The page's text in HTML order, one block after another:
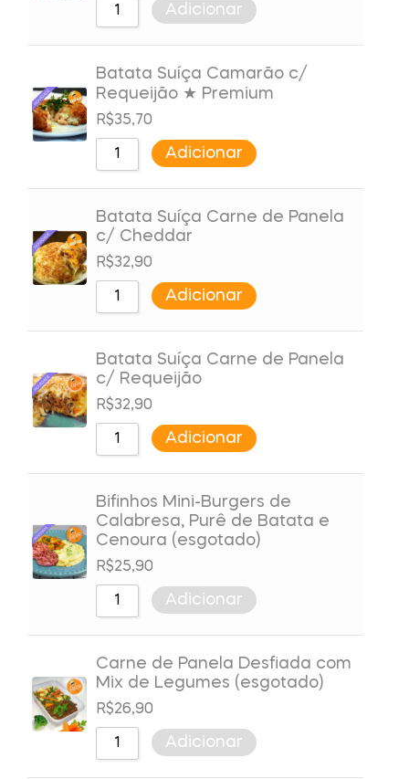
Adicionar
Batata Suíça Camarão c/
Requeijão ★ Premium
R$35,70
Adicionar
Batata Suíça Carne de Panela
c/ Cheddar
R$32,90
Adicionar
Batata Suíça Carne de Panela
c/ Requeijão
R$32,90
Adicionar
Bifinhos Mini-Burgers de
Calabresa, Purê de Batata e
Cenoura (esgotado)
R$25,90
Adicionar
Carne de Panela Desfiada com
Mix de Legumes (esgotado)
R$26,90
Adicionar